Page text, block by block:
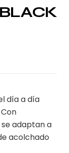
día a día
adaptan a
acolchado